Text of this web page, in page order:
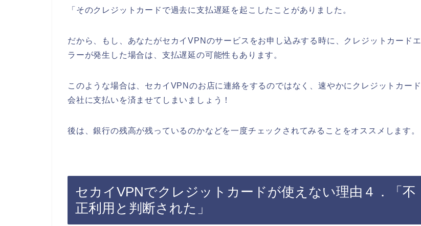
「そのクレジットカードで過去に支払遅延を起こしたことがありました。
だから、もし、あなたがセカイVPNのサービスをお申し込みする時に、クレジットカードエ
ラーが発生した場合は、支払遅延の可能性もあります。
このような場合は、セカイVPNのお店に連絡をするのではなく、速やかにクレジットカード
会社に支払いを済ませてしまいましょう！
後は、銀行の残高が残っているのかなどを一度チェックされてみることをオススメします。
セカイVPNでクレジットカードが使えない理由４．「不
正利用と判断された」